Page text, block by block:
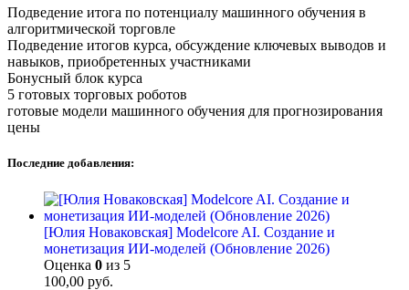
Подведение итога по потенциалу машинного обучения в
алгоритмической торговле
Подведение итогов курса, обсуждение ключевых выводов и
навыков, приобретенных участниками
Бонусный блок курса
5 готовых торговых роботов
готовые модели машинного обучения для прогнозирования
цены
Последние добавления:
[Юлия Новаковская] Modelcore AI. Создание и
монетизация ИИ-моделей (Обновление 2026)
Оценка 0 из 5
100,00 руб.